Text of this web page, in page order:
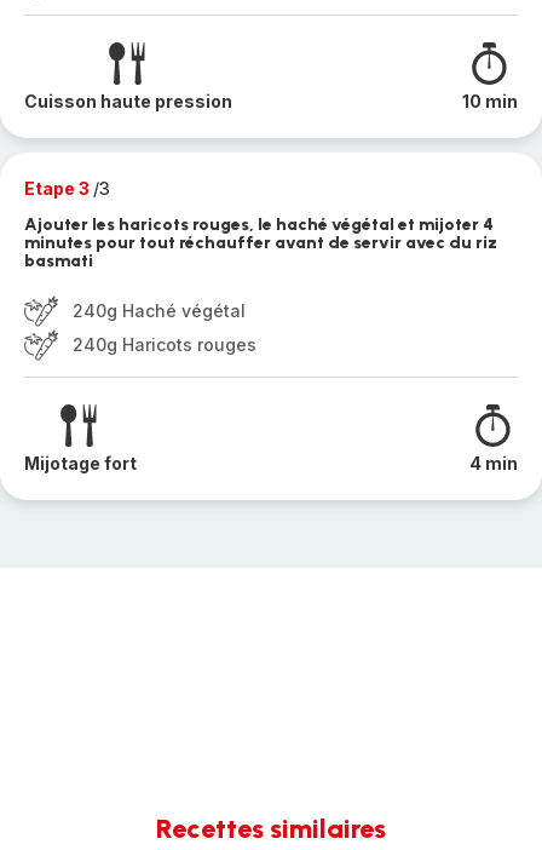
Cuisson haute pression 10 min
Etape 3 /3
Ajouter les haricots rouges, le haché végétal et mijoter 4
minutes pour tout réchauffer avant de servir avec du riz
basmati
240g Haché végétal
240g Haricots rouges
Mijotage fort 4 min
Recettes similaires